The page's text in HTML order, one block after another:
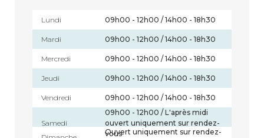
Lundi 09h00 - 12h00 / 14h00 - 18h30
Mardi 09h00 - 12h00 / 14h00 - 18h30
Mercredi 09h00 - 12h00 / 14h00 - 18h30
Jeudi 09h00 - 12h00 / 14h00 - 18h30
Vendredi 09h00 - 12h00 / 14h00 - 18h30
Samedi
09h00 - 12h00 / L'après midi
ouvert uniquement sur rendez-
vous
Ouvert uniquement sur rendez-